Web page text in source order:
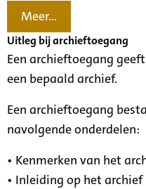
Meer...
Uitleg bij archieftoegang
Een archieftoegang
een bepaald archief.
Een archieftoegang
navolgende onderdelen:
• Kenmerken van het
• Inleiding op het archief